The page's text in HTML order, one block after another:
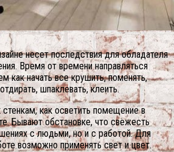
несет последствия для обладателя
Время от времени направляться
как начать все крушить, поменять,
шпаклевать, клеить.
стенкам, как осветить помещение в
Бывают обстановке, что свежесть
с людьми, но и с работой. Для
возможно применять свет и цвет.